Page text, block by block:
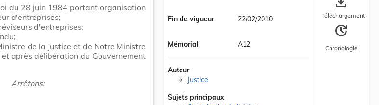
du 28 juin 1984 portant organisation
d'entreprises;
d'entreprises;
de la Justice et de Notre Ministre
après délibération du Gouvernement
Arrêtons:
Fin de vigueur 22/02/2010
Mémorial A12
Auteur
Justice
Sujets principaux
Téléchargement
update
Chronologie